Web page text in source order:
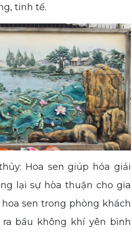
tinh tế.
Hoa sen giúp hóa giải
lại sự hòa thuận cho gia
sen trong phòng khách
bầu không khí yên bình